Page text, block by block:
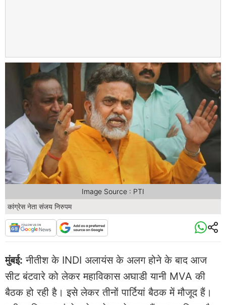
कांग्रेस नेता संजय निरुपम
Image Source : PTI
मुंबई: नीतीश के INDI अलायंस के अलग होने के बाद आज
सीट बंटवारे को लेकर महाविकास अघाडी यानी MVA की
बैठक हो रही है। इसे लेकर तीनों पार्टियां बैठक में मौजूद हैं।